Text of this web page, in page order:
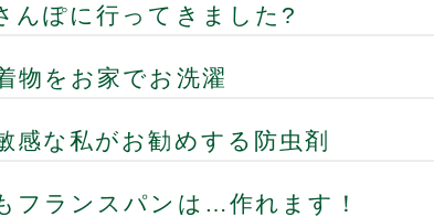
んぽに行ってきました?
物をお家でお洗濯
感な私がお勧めする防虫剤
フランスパンは…作れます！